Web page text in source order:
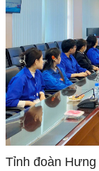
Tỉnh đoàn